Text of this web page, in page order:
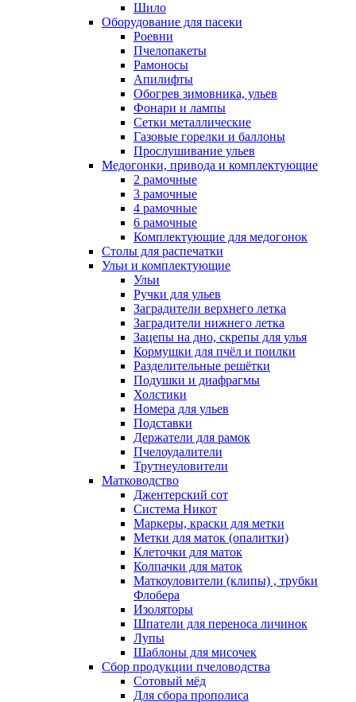
Шило
Оборудование для пасеки
Роевни
Пчелопакеты
Рамоносы
Апилифты
Обогрев зимовника, ульев
Фонари и лампы
Сетки металлические
Газовые горелки и баллоны
Прослушивание ульев
Медогонки, привода и комплектующие
2 рамочные
3 рамочные
4 рамочные
6 рамочные
Комплектующие для медогонок
Столы для распечатки
Ульи и комплектующие
Ульи
Ручки для ульев
Заградители верхнего летка
Заградители нижнего летка
Зацепы на дно, скрепы для улья
Кормушки для пчёл и поилки
Разделительные решётки
Подушки и диафрагмы
Холстики
Номера для ульев
Подставки
Держатели для рамок
Пчелоудалители
Трутнеуловители
Матководство
Джентерский сот
Система Никот
Маркеры, краски для метки
Метки для маток (опалитки)
Клеточки для маток
Колпачки для маток
Маткоуловители (клипы) , трубки
Флобера
Изоляторы
Шпатели для переноса личинок
Лупы
Шаблоны для мисочек
Сбор продукции пчеловодства
Сотовый мёд
Для сбора прополиса